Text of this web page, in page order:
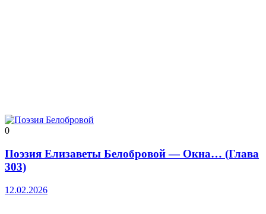
0
Поэзия Елизаветы Белобровой — Окна… (Глава
303)
12.02.2026